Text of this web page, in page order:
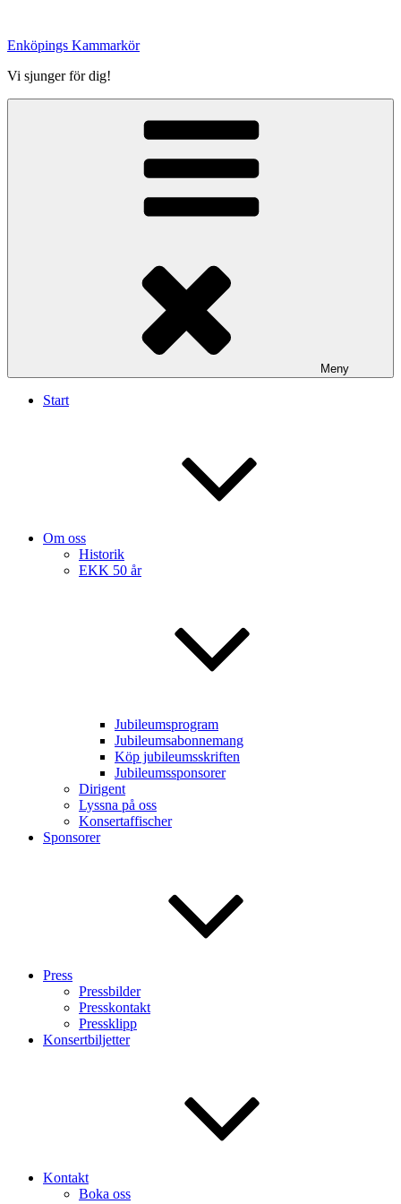
innehåll
Enköpings Kammarkör
Vi sjunger för dig!
Meny
Start
Om oss
Historik
EKK 50 år
Jubileumsprogram
Jubileumsabonnemang
Köp jubileumsskriften
Jubileumssponsorer
Dirigent
Lyssna på oss
Konsertaffischer
Sponsorer
Press
Pressbilder
Presskontakt
Pressklipp
Konsertbiljetter
Kontakt
Boka oss